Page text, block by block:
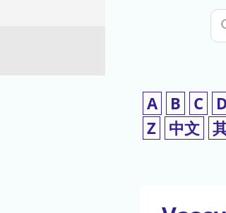
使
用
請
輸
索
詞
A B C D
Z
中文